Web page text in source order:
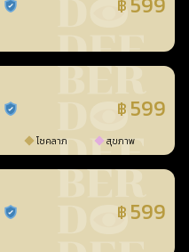
ร้านยืนยันแล้ว ฿
ร้านยืนยันแล้ว ฿ 599
โชคลาภ สุขภาพ
ร้านยืนยันแล้ว ฿ 599